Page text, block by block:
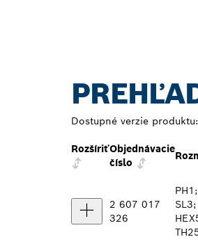
Dostupné verzie produktu:
RozšíriťObjednávacie
číslo
2 607 017
326